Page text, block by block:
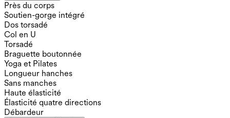
Près du corps
Soutien-gorge intégré
Dos torsadé
Col en U
Torsadé
Braguette boutonnée
Yoga et Pilates
Longueur hanches
Sans manches
Haute élasticité
Élasticité quatre directions
Débardeur